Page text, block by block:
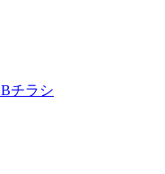
チラシ